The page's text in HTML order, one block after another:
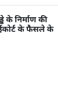
निर्माण की
के फैसले के